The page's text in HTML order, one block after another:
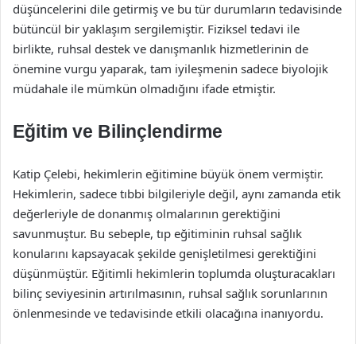
düşüncelerini dile getirmiş ve bu tür durumların tedavisinde
bütüncül bir yaklaşım sergilemiştir. Fiziksel tedavi ile
birlikte, ruhsal destek ve danışmanlık hizmetlerinin de
önemine vurgu yaparak, tam iyileşmenin sadece biyolojik
müdahale ile mümkün olmadığını ifade etmiştir.
Eğitim ve Bilinçlendirme
Katip Çelebi, hekimlerin eğitimine büyük önem vermiştir.
Hekimlerin, sadece tıbbi bilgileriyle değil, aynı zamanda etik
değerleriyle de donanmış olmalarının gerektiğini
savunmuştur. Bu sebeple, tıp eğitiminin ruhsal sağlık
konularını kapsayacak şekilde genişletilmesi gerektiğini
düşünmüştür. Eğitimli hekimlerin toplumda oluşturacakları
bilinç seviyesinin artırılmasının, ruhsal sağlık sorunlarının
önlenmesinde ve tedavisinde etkili olacağına inanıyordu.